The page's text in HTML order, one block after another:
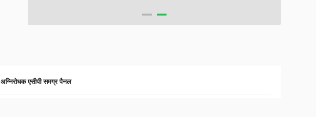
अग्निरोधक एसीपी समग्र पैनल